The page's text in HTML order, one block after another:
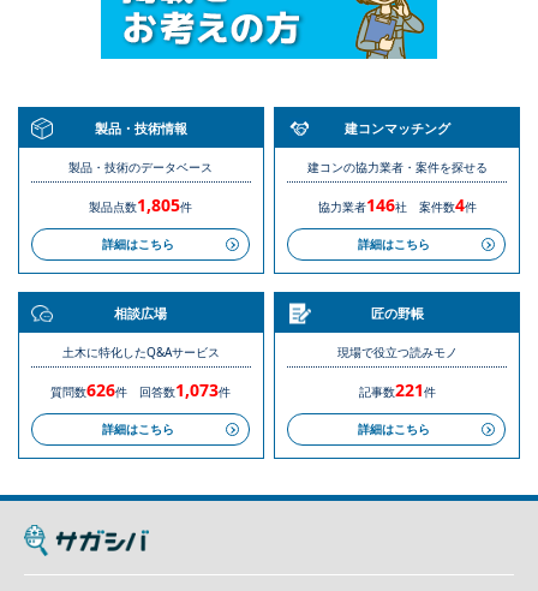
製品・技術情報
製品・技術のデータベース
製品点数1,805件
詳細はこちら
建コンマッチング
建コンの協力業者・案件を探せる
協力業者146社 案件数4件
詳細はこちら
相談広場
土木に特化したQ&Aサービス
質問数626件 回答数1,073件
詳細はこちら
匠の野帳
現場で役立つ読みモノ
記事数221件
詳細はこちら